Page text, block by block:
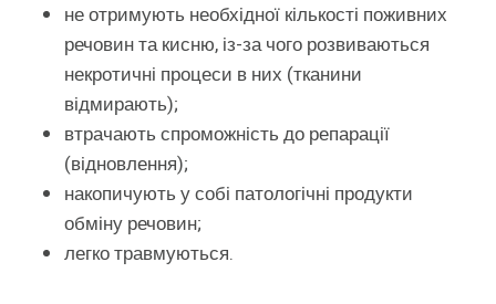
не отримують необхідної кількості поживних
речовин та кисню, із-за чого розвиваються
некротичні процеси в них (тканини
відмирають);
втрачають спроможність до репарації
(відновлення);
накопичують у собі патологічні продукти
обміну речовин;
легко травмуються.